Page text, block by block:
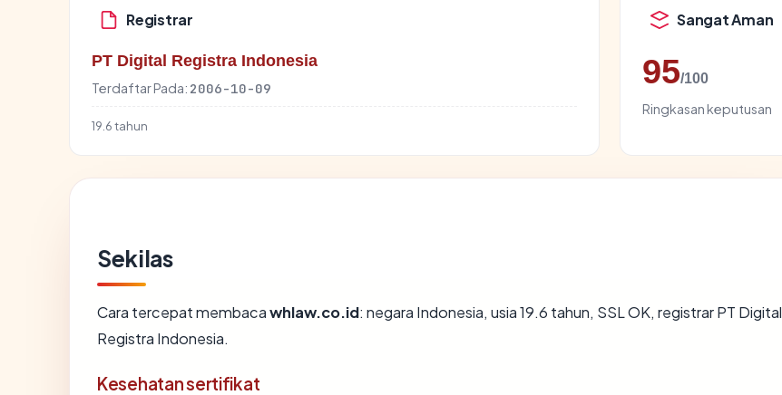
Registrar
PT Digital Registra Indonesia
Terdaftar Pada: 2006-10-09
19.6 tahun
Sangat Aman
95/100
Ringkasan keputusan
Sekilas
Cara tercepat membacawhlaw.co.id: negara Indonesia, usia 19.6 tahun, SSL OK, registrar PT Digital
Registra Indonesia.
Kesehatan sertifikat